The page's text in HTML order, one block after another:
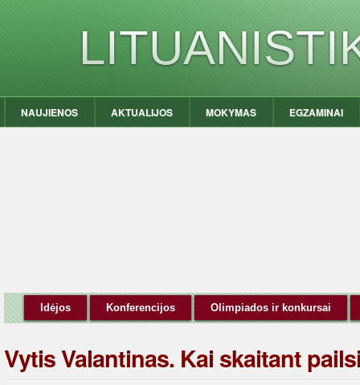
NAUJIENOS AKTUALIJOS MOKYMAS EGZAMINAI
Idėjos Konferencijos Olimpiados ir konkursai
Vytis Valantinas. Kai skaitant